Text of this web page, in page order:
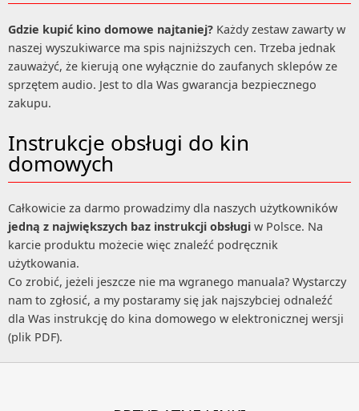
Gdzie kupić kino domowe najtaniej? Każdy zestaw zawarty w
naszej wyszukiwarce ma spis najniższych cen. Trzeba jednak
zauważyć, że kierują one wyłącznie do zaufanych sklepów ze
sprzętem audio. Jest to dla Was gwarancja bezpiecznego
zakupu.
Instrukcje obsługi do kin
domowych
Całkowicie za darmo prowadzimy dla naszych użytkowników
jedną z największych baz instrukcji obsługi w Polsce. Na
karcie produktu możecie więc znaleźć podręcznik
użytkowania.
Co zrobić, jeżeli jeszcze nie ma wgranego manuala? Wystarczy
nam to zgłosić, a my postaramy się jak najszybciej odnaleźć
dla Was instrukcję do kina domowego w elektronicznej wersji
(plik PDF).